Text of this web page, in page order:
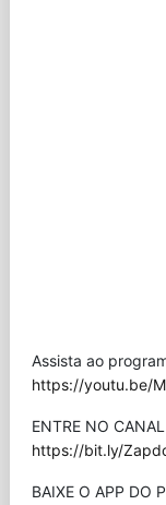
Assista ao
https://youtu.be/
ENTRE NO
https://bit.ly/
BAIXE O APP DO